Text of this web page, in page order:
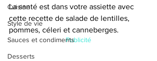
Cuisine
Style de vie
Sauces et condiments
Desserts
La santé est dans votre assiette avec
cette recette de salade de lentilles,
pommes, céleri et canneberges.
Publicité